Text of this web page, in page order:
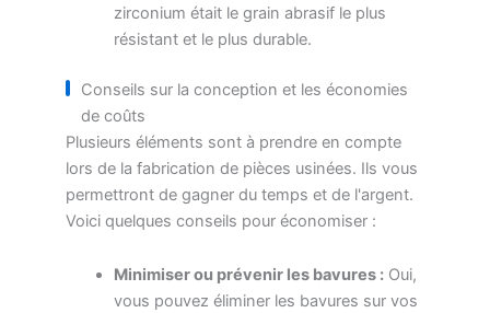
zirconium était le grain abrasif le plus
résistant et le plus durable.
Conseils sur la conception et les économies
de coûts
Plusieurs éléments sont à prendre en compte
lors de la fabrication de pièces usinées. Ils vous
permettront de gagner du temps et de l'argent.
Voici quelques conseils pour économiser :
Minimiser ou prévenir les bavures :Oui,
vous pouvez éliminer les bavures sur vos